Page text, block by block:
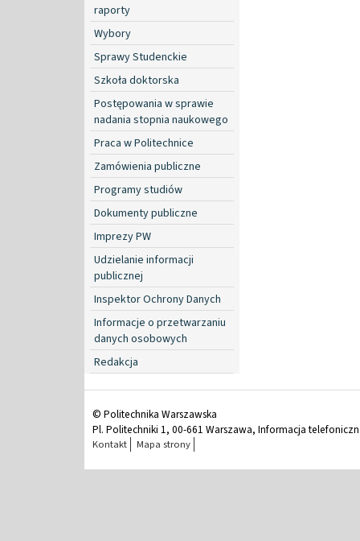
raporty
Wybory
Sprawy Studenckie
Szkoła doktorska
Postępowania w sprawie
nadania stopnia naukowego
Praca w Politechnice
Zamówienia publiczne
Programy studiów
Dokumenty publiczne
Imprezy PW
Udzielanie informacji
publicznej
Inspektor Ochrony Danych
Informacje o przetwarzaniu
danych osobowych
Redakcja
© Politechnika Warszawska
Pl. Politechniki 1, 00-661 Warszawa, Informacja
Kontakt Mapa strony